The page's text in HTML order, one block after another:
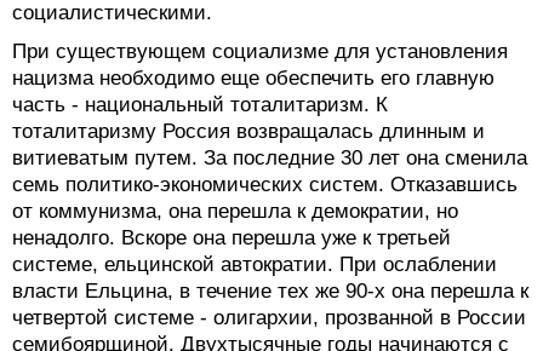
социалистическими.
При существующем социализме для установления
нацизма необходимо еще обеспечить его главную
часть - национальный тоталитаризм. К
тоталитаризму Россия возвращалась длинным и
витиеватым путем. За последние 30 лет она сменила
семь политико-экономических систем. Отказавшись
от коммунизма, она перешла к демократии, но
ненадолго. Вскоре она перешла уже к третьей
системе, ельцинской автократии. При ослаблении
власти Ельцина, в течение тех же 90-х она перешла к
четвертой системе - олигархии, прозванной в России
семибоярщиной. Двухтысячные годы начинаются с